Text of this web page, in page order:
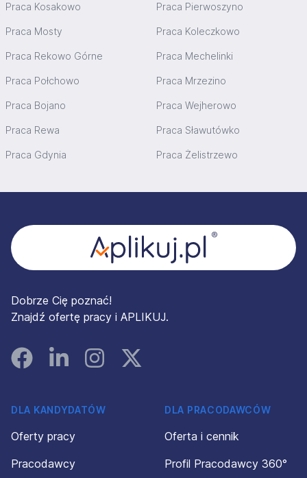
Praca Kosakowo Praca Pierwoszyno
Praca Mosty Praca Koleczkowo
Praca Rekowo Górne Praca Mechelinki
Praca Połchowo Praca Mrzezino
Praca Bojano Praca Wejherowo
Praca Rewa Praca Sławutówko
Praca Gdynia Praca Żelistrzewo
Dobrze Cię poznać!
Znajdź ofertę pracy i APLIKUJ.
FacebookLinked InInstagramInstagram
DLA KANDYDATÓW
Oferty pracy
Pracodawcy
DLA PRACODAWCÓW
Oferta i cennik
Profil Pracodawcy 360°